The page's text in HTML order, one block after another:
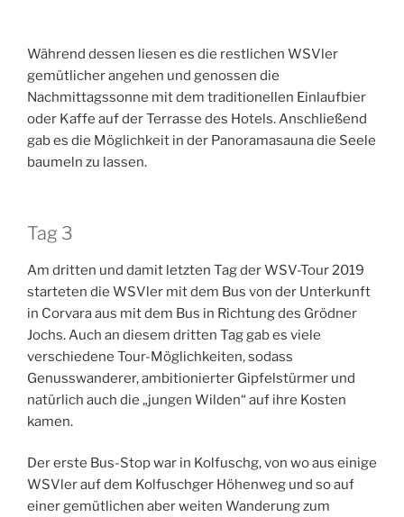
Während dessen liesen es die restlichen WSVler
gemütlicher angehen und genossen die
Nachmittagssonne mit dem traditionellen Einlaufbier
oder Kaffe auf der Terrasse des Hotels. Anschließend
gab es die Möglichkeit in der Panoramasauna die Seele
baumeln zu lassen.
Tag 3
Am dritten und damit letzten Tag der WSV-Tour 2019
starteten die WSVler mit dem Bus von der Unterkunft
in Corvara aus mit dem Bus in Richtung des Grödner
Jochs. Auch an diesem dritten Tag gab es viele
verschiedene Tour-Möglichkeiten, sodass
Genusswanderer, ambitionierter Gipfelstürmer und
natürlich auch die „jungen Wilden“ auf ihre Kosten
kamen.
Der erste Bus-Stop war in Kolfuschg, von wo aus einige
WSVler auf dem Kolfuschger Höhenweg und so auf
einer gemütlichen aber weiten Wanderung zum